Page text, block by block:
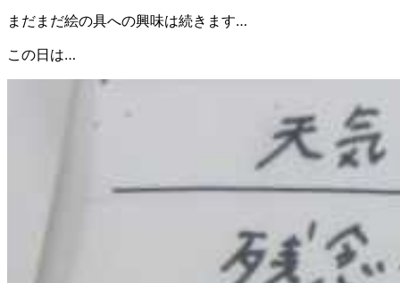
まだまだ絵の具への興味は続きます…
この日は…